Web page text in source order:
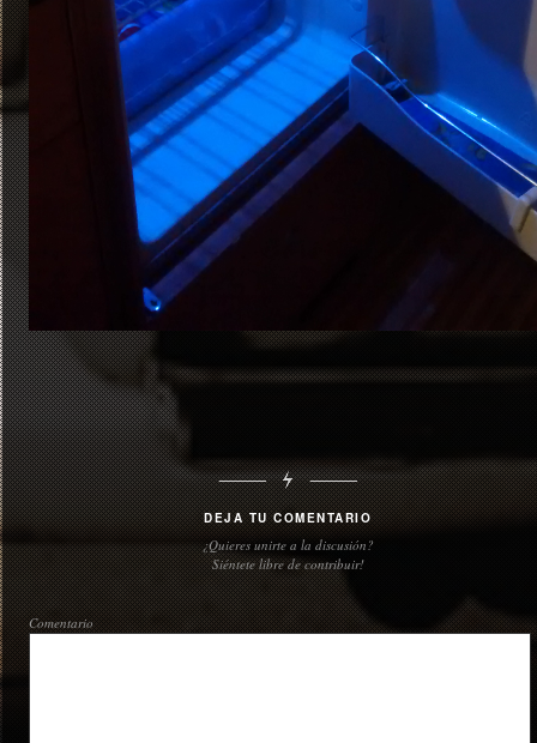
DEJA TU COMENTARIO
¿Quieres unirte a la discusión?
Siéntete libre de contribuir!
Comentario